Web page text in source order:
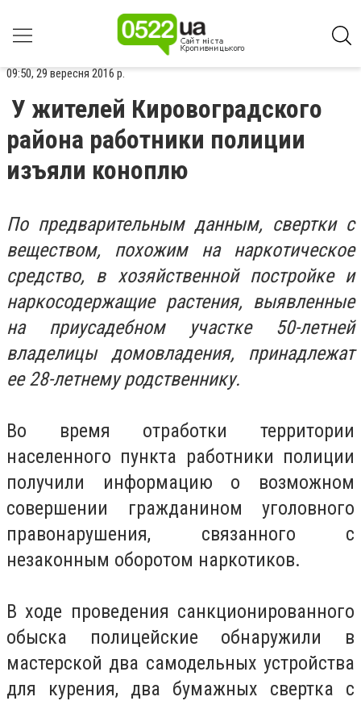
09:50, 29 вересня 2016 р.
У жителей Кировоградского
района работники полиции
изъяли коноплю
По предварительным данным, свертки с
веществом, похожим на наркотическое
средство, в хозяйственной постройке и
наркосодержащие растения, выявленные
на приусадебном участке 50-летней
владелицы домовладения, принадлежат
ее 28-летнему родственнику.
Во время отработки территории
населенного пункта работники полиции
получили информацию о возможном
совершении гражданином уголовного
правонарушения, связанного с
незаконным оборотом наркотиков.
В ходе проведения санкционированного
обыска полицейские обнаружили в
мастерской два самодельных устройства
для курения, два бумажных свертка с